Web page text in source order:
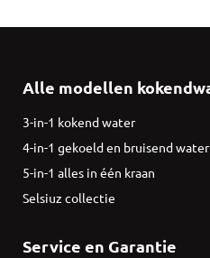
Alle modellen
3-in-1 kokend water
4-in-1 gekoeld en bruisend water
5-in-1 alles in één kraan
Selsiuz collectie
Service en Garantie